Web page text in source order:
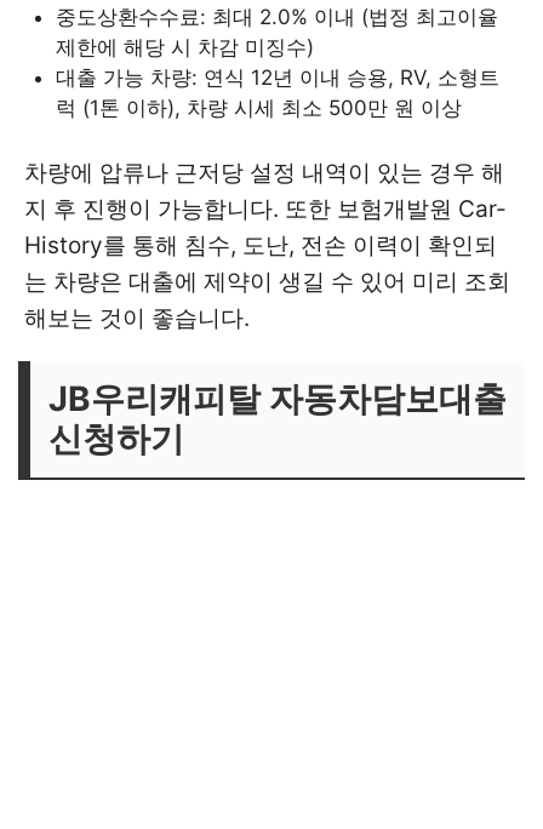
중도상환수수료: 최대 2.0% 이내 (법정 최고이율
제한에 해당 시 차감 미징수)
대출 가능 차량: 연식 12년 이내 승용, RV, 소형트
럭 (1톤 이하), 차량 시세 최소 500만 원 이상
차량에 압류나 근저당 설정 내역이 있는 경우 해
지 후 진행이 가능합니다. 또한 보험개발원 Car-
History를 통해 침수, 도난, 전손 이력이 확인되
는 차량은 대출에 제약이 생길 수 있어 미리 조회
해보는 것이 좋습니다.
JB우리캐피탈 자동차담보대출
신청하기